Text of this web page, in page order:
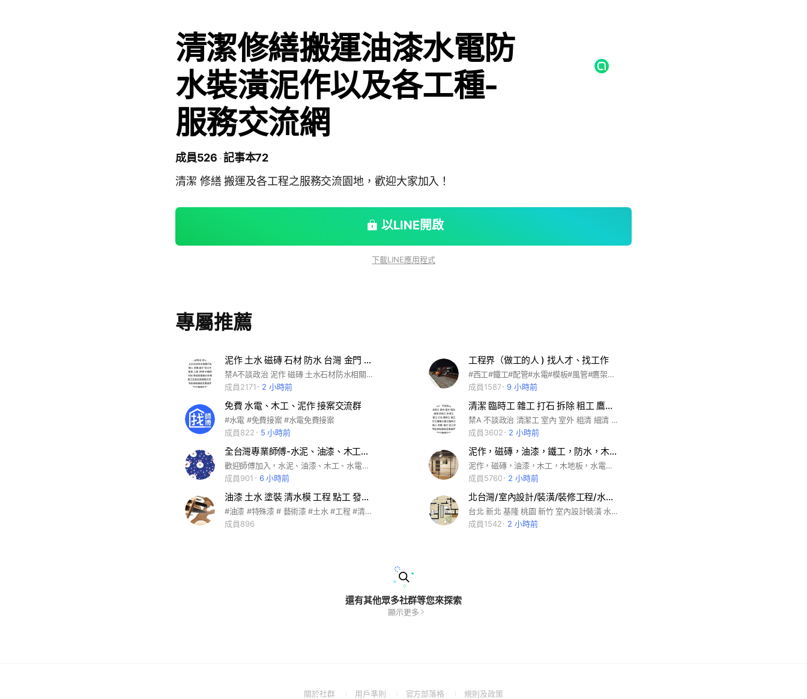
清潔修繕搬運油漆水電防
水裝潢泥作以及各工種-
服務交流網
成員526 記事本72
清潔 修繕 搬運及各工程之服務交流園地，歡迎大家加入！
以LINE開啟
下載LINE應用程式
專屬推薦
泥作 土水 磁磚 石材 防水 台灣 金門 馬祖 澎湖
禁A不談政治 泥作 磁磚 土水石材防水相關行業 徵人 求職 誠才 找工作 廠長 工頭 師傅 半桶師 半技 學徒助理會計外務 員工店長店員駕駛交流 歡迎來貼連結互惠感恩 敬請幫忙轉傳失蹤協尋
成員2171
2 小時前
工程界（做工的人 ) 找人才、找工作
#西工#鐵工#配管#水電#模板#風管#鷹架#粗工#賺錢#肯做#努力#失業#就業 歡迎各位老闆、師傅要找人或是找工作都可以到這裡分享喔！
成員1587
9 小時前
免費 水電、木工、泥作 接案交流群
#水電 #免費接案 #水電免費接案
成員822
5 小時前
清潔 臨時工 雜工 打石 拆除 粗工 鷹架 捆工 鐵厝 雜工 台灣 金門 馬祖 澎湖
禁A 不談政治 清潔工 室內 室外 粗清 細清 拆除工 拆清工 粗工 打石 鷹架工 捆工 打工鐵厝工雜工臨時工 徵人 求職 徵才 找工作 歡迎來貼連結互惠感恩 敬請幫忙轉傳失蹤協尋
成員3602
2 小時前
全台灣專業師傅-水泥、油漆、木工、水電
歡迎師傅加入，水泥、油漆、木工、水電⋯，歡迎派工、招工、委託
成員901
6 小時前
泥作，磁磚，油漆，鐵工，防水，木工，木地板，水電，消防，統包，承包，建材，設計師
泥作，磁磚，油漆，木工，木地板，水電，消防，統包，承包，建材
成員5760
2 小時前
油漆 土水 塗裝 清水模 工程 點工 發包 資訊版
#油漆 #特殊漆 # 藝術漆 #土水 #工程 #清水模 #後製清水模 #外牆塗料 #塗料 #進口油漆 #塗裝 #打底 #粉光 #抿石 #洗石 #特殊塗裝 #點工 #發包 #人力 #北部 #中部 #南部 #東部 #技術工 #泥做 #水泥 #賺錢 #找工作 #找人作 #國產 #進口 #義大利 #美國 #俄羅斯 #做工的人 #工作 #批土 #刷漆 #自平泥 #無縫地坪 #環氧樹脂# 認真 #肯做 #負責
成員896
北台灣/室內設計/裝潢/裝修工程/水電/油漆/地板/泥作/防水/磁磚/鐵門/鋁窗/輕隔間/系統櫃
台北 新北 基隆 桃園 新竹 室內設計裝潢 水電 油漆 鋁窗 鐵門 泥作 拆除 木工 系統櫃 冷氣空調
成員1542
2 小時前
還有其他眾多社群等您來探索
顯示更多
關於社群 (Open用戶準則 (Open官方部落格 (Open規則及政策(Open